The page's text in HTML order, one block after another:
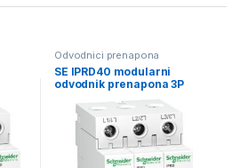
Odvodnici prenapona
SE IPRD40 modularni
odvodnik prenapona 3P